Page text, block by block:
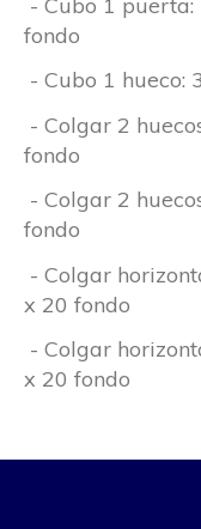
fondo
- Cubo 1 hueco:
- Colgar 2
fondo
- Colgar 2
fondo
- Colgar
x 20 fondo
- Colgar
x 20 fondo